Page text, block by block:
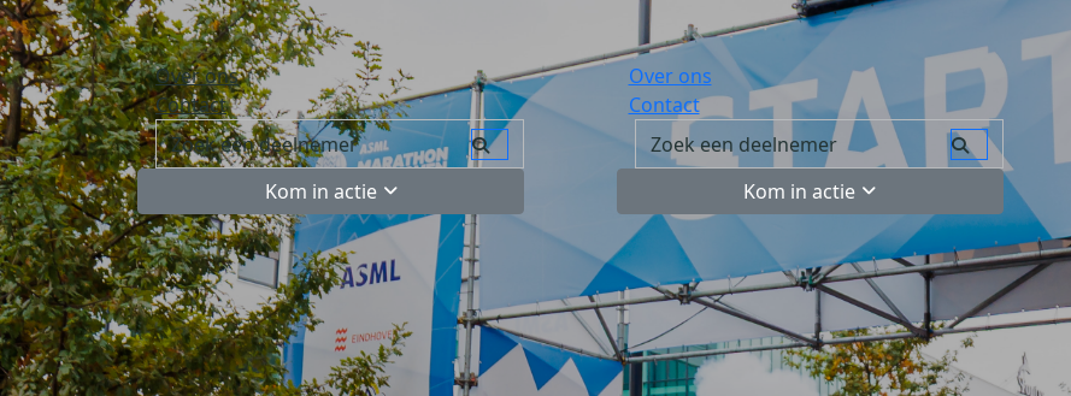
Over ons
Contact
Kom in actie
Over ons
Contact
Kom in actie